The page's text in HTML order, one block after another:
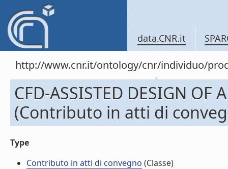
data.CNR.it
http://www.cnr.it/ontology/cnr/individuo/
CFD-ASSISTED DESIGN OF
(Contributo in atti di
Type
Contributo in atti di convegno (Classe)